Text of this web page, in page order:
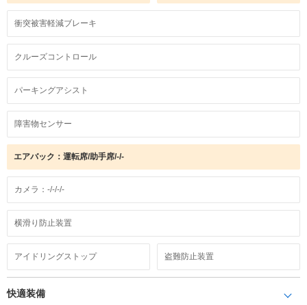
衝突被害軽減ブレーキ
クルーズコントロール
パーキングアシスト
障害物センサー
エアバック：運転席/助手席/-/-
カメラ：-/-/-/-
横滑り防止装置
アイドリングストップ 盗難防止装置
快適装備